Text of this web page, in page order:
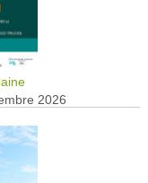
2026